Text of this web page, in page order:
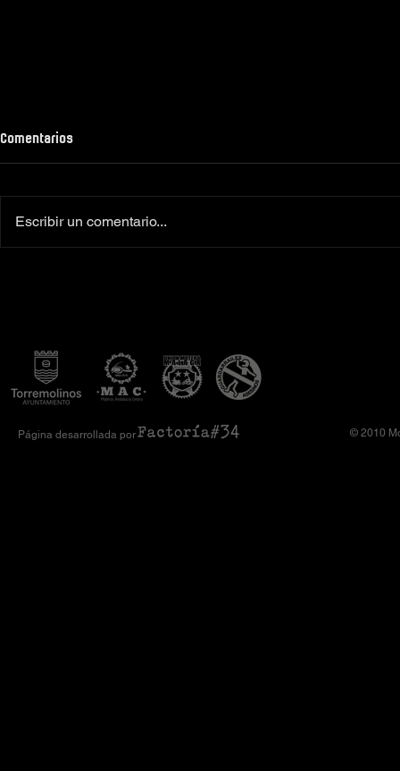
Comentarios
Escribir un comentario...
© 2010
Página desarrollada por